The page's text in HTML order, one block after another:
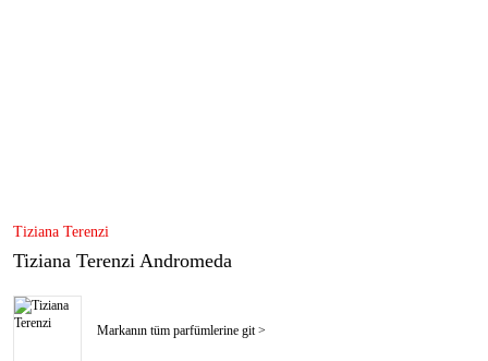
Tiziana Terenzi
Tiziana Terenzi Andromeda
Markanın tüm parfümlerine git >